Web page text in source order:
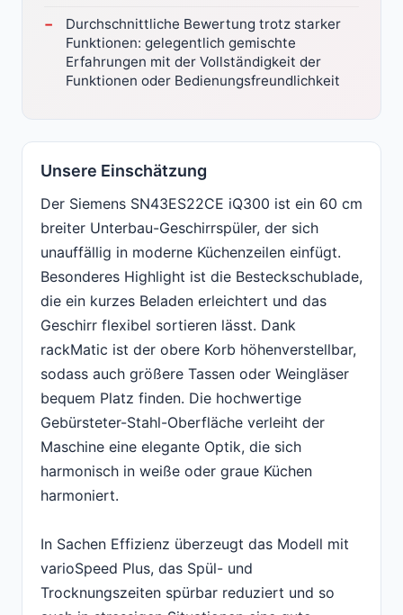
Durchschnittliche Bewertung trotz starker
Funktionen: gelegentlich gemischte
Erfahrungen mit der Vollständigkeit der
Funktionen oder Bedienungsfreundlichkeit
Unsere Einschätzung
Der Siemens SN43ES22CE iQ300 ist ein 60 cm
breiter Unterbau-Geschirrspüler, der sich
unauffällig in moderne Küchenzeilen einfügt.
Besonderes Highlight ist die Besteckschublade,
die ein kurzes Beladen erleichtert und das
Geschirr flexibel sortieren lässt. Dank
rackMatic ist der obere Korb höhenverstellbar,
sodass auch größere Tassen oder Weingläser
bequem Platz finden. Die hochwertige
Gebürsteter-Stahl-Oberfläche verleiht der
Maschine eine elegante Optik, die sich
harmonisch in weiße oder graue Küchen
harmoniert.
In Sachen Effizienz überzeugt das Modell mit
varioSpeed Plus, das Spül- und
Trocknungszeiten spürbar reduziert und so